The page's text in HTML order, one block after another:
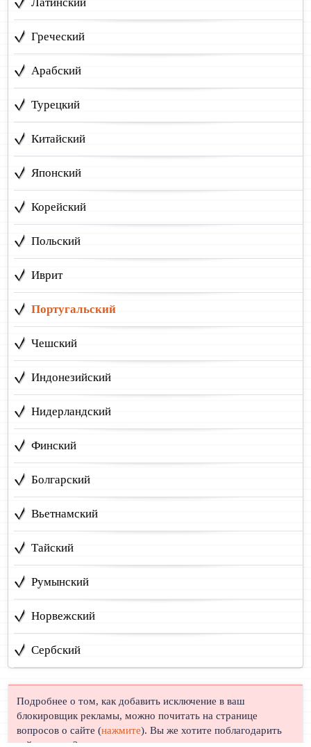
Греческий
Арабский
Турецкий
Китайский
Японский
Корейский
Польский
Иврит
Португальский
Чешский
Индонезийский
Нидерландский
Финский
Болгарский
Вьетнамский
Тайский
Румынский
Норвежский
Сербский
Подробнее о том, как добавить исключение в ваш
блокировщик рекламы, можно почитать на странице
вопросов о сайте (нажмите). Вы же хотите поблагодарить